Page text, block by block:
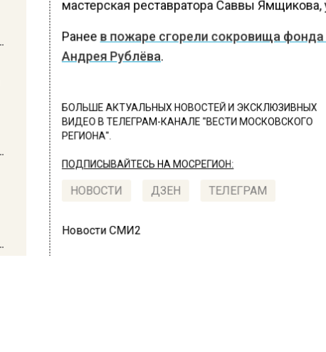
мастерская реставратора Саввы Ямщикова,
Ранее в пожаре сгорели сокровища фонда
Андрея Рублёва.
БОЛЬШЕ АКТУАЛЬНЫХ НОВОСТЕЙ И ЭКСКЛЮЗИВНЫХ
ВИДЕО В ТЕЛЕГРАМ-КАНАЛЕ "ВЕСТИ МОСКОВСКОГО
РЕГИОНА".
ПОДПИСЫВАЙТЕСЬ НА МОСРЕГИОН:
НОВОСТИ ДЗЕН ТЕЛЕГРАМ
Новости СМИ2